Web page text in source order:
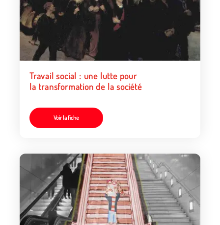
Travail social : une lutte pour
la transformation de la société
Voir la fiche